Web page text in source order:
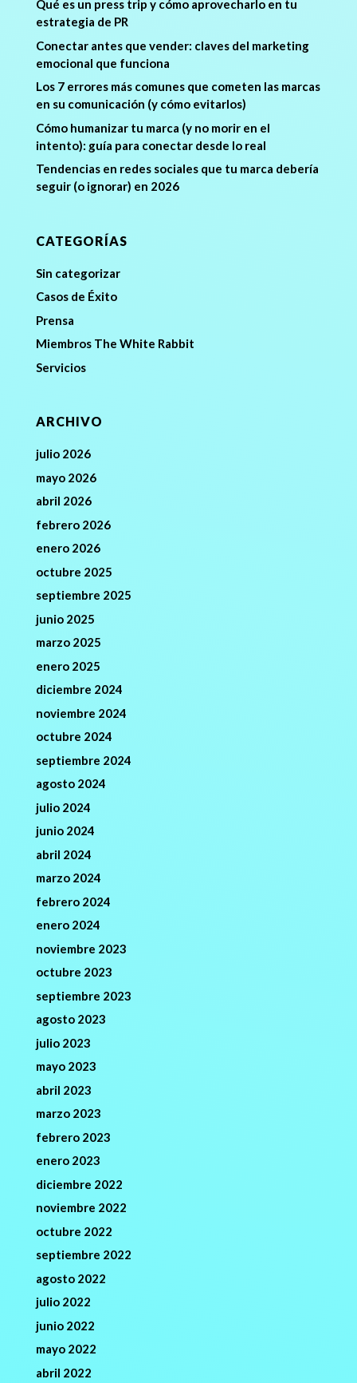
Qué es un press trip y cómo aprovecharlo en tu
estrategia de PR
Conectar antes que vender: claves del marketing
emocional que funciona
Los 7 errores más comunes que cometen las marcas
en su comunicación (y cómo evitarlos)
Cómo humanizar tu marca (y no morir en el
intento): guía para conectar desde lo real
Tendencias en redes sociales que tu marca debería
seguir (o ignorar) en 2026
CATEGORÍAS
Sin categorizar
Casos de Éxito
Prensa
Miembros The White Rabbit
Servicios
ARCHIVO
julio 2026
mayo 2026
abril 2026
febrero 2026
enero 2026
octubre 2025
septiembre 2025
junio 2025
marzo 2025
enero 2025
diciembre 2024
noviembre 2024
octubre 2024
septiembre 2024
agosto 2024
julio 2024
junio 2024
abril 2024
marzo 2024
febrero 2024
enero 2024
noviembre 2023
octubre 2023
septiembre 2023
agosto 2023
julio 2023
mayo 2023
abril 2023
marzo 2023
febrero 2023
enero 2023
diciembre 2022
noviembre 2022
octubre 2022
septiembre 2022
agosto 2022
julio 2022
junio 2022
mayo 2022
abril 2022